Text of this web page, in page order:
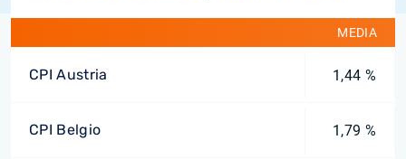
MEDIA
CPI Austria 1,44 %
CPI Belgio 1,79 %